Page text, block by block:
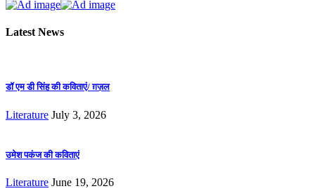
Latest News
डॉ एम डी सिंह की कविताएं/ ग़ज़ल
Literature July 3, 2026
उमेश पकंज की कविताएं
Literature June 19, 2026